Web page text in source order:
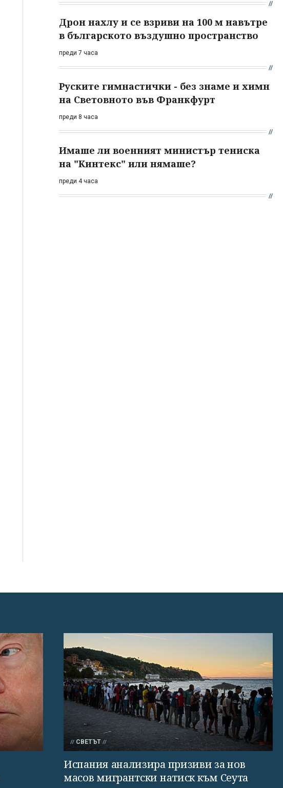
Дрон нахлу и се взриви на 100 м навътре
в българското въздушно пространство
преди 7 часа
Руските гимнастички - без знаме и химн
на Световното във Франкфурт
преди 8 часа
Имаше ли военният министър тениска
на "Кинтекс" или нямаше?
преди 4 часа
СВЕТЪТ
Испания анализира призиви за нов
масов мигрантски натиск към Сеута